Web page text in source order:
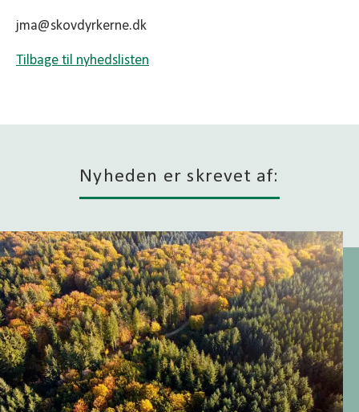
jma@skovdyrkerne.dk
Tilbage til nyhedslisten
Nyheden er skrevet af: